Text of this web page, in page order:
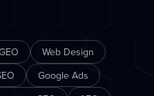
Web Design
Google Ads